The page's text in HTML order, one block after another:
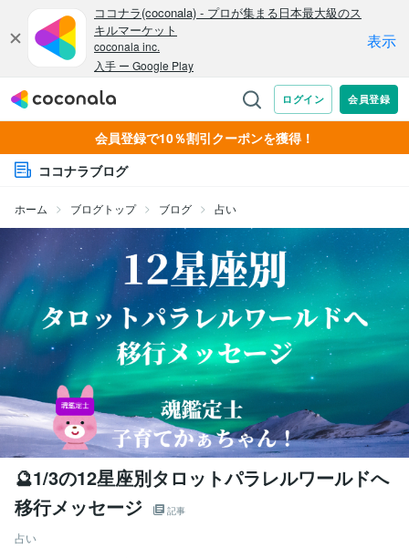
会員登録で10％割引クーポンを獲得！
ココナラブログ
ホーム ブログトップ ブログ 占い
🔮1/3の12星座別タロットパラレルワールドへ
移行メッセージ
記事
占い